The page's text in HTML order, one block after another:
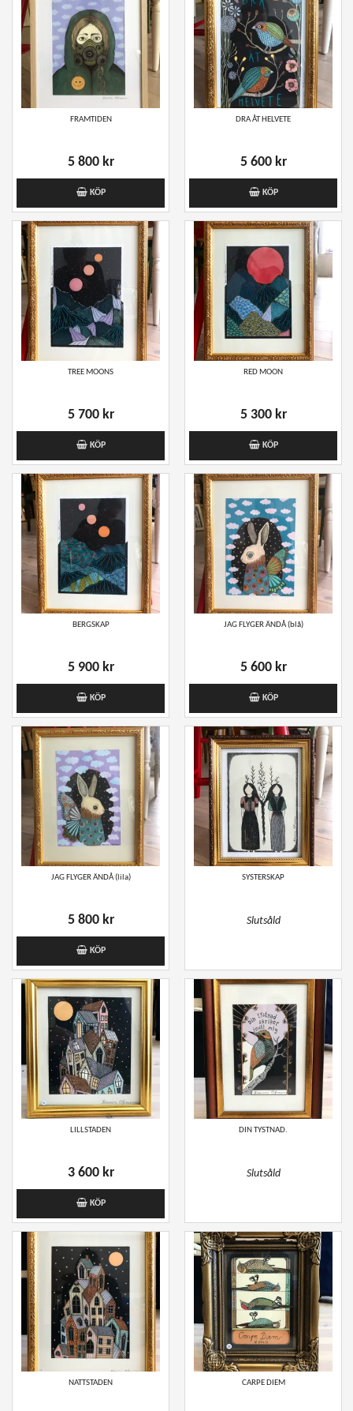
FRAMTIDEN
5 800 kr
KÖP
DRA ÅT HELVETE
5 600 kr
KÖP
TREE MOONS
5 700 kr
KÖP
RED MOON
5 300 kr
KÖP
BERGSKAP
5 900 kr
KÖP
JAG FLYGER ÄNDÅ (blå)
5 600 kr
KÖP
JAG FLYGER ÄNDÅ (lila)
5 800 kr
KÖP
SYSTERSKAP
Slutsåld
LILLSTADEN
3 600 kr
KÖP
DIN TYSTNAD.
Slutsåld
NATTSTADEN CARPE DIEM